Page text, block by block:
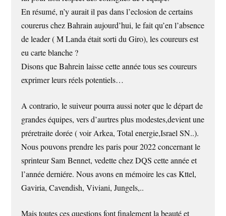
En résumé, n’y aurait il pas dans l’eclosion de certains
courerus chez Bahrain aujourd’hui, le fait qu’en l’absence
de leader ( M Landa était sorti du Giro), les coureurs est
eu carte blanche ?
Disons que Bahrein laisse cette année tous ses coureurs
exprimer leurs réels potentiels…
A contrario, le suiveur pourra aussi noter que le départ de
grandes équipes, vers d’aurtres plus modestes,devient une
préretraite dorée ( voir Arkea, Total energie,Israel SN..).
Nous pouvons prendre les paris pour 2022 concernant le
sprinteur Sam Bennet, vedette chez DQS cette année et
l’année derniére. Nous avons en mémoire les cas Kttel,
Gaviria, Cavendish, Viviani, Jungels,..
Mais toutes ces questions font finalement la beauté et